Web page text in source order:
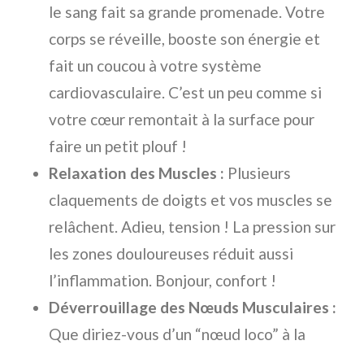
le sang fait sa grande promenade. Votre
corps se réveille, booste son énergie et
fait un coucou à votre système
cardiovasculaire. C’est un peu comme si
votre cœur remontait à la surface pour
faire un petit plouf !
Relaxation des Muscles : Plusieurs
claquements de doigts et vos muscles se
relâchent. Adieu, tension ! La pression sur
les zones douloureuses réduit aussi
l’inflammation. Bonjour, confort !
Déverrouillage des Nœuds Musculaires :
Que diriez-vous d’un “nœud loco” à la